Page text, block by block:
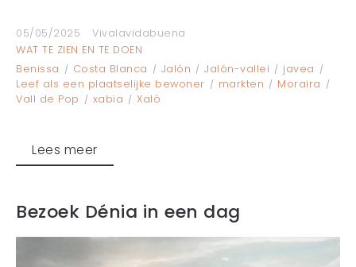
05/05/2025
Vivalavidabuena
WAT TE ZIEN EN TE DOEN
Benissa
Costa Blanca Jalón Jalón-vallei
javea
Leef als een plaatselijke bewoner
markten
Moraira
Vall de Pop
xabia Xaló
Lees meer
Bezoek Dénia in een dag